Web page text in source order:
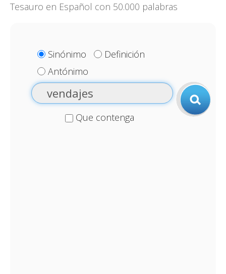
Tesauro en Español con 50.000 palabras
Sinónimo
Definición
Antónimo
Que contenga